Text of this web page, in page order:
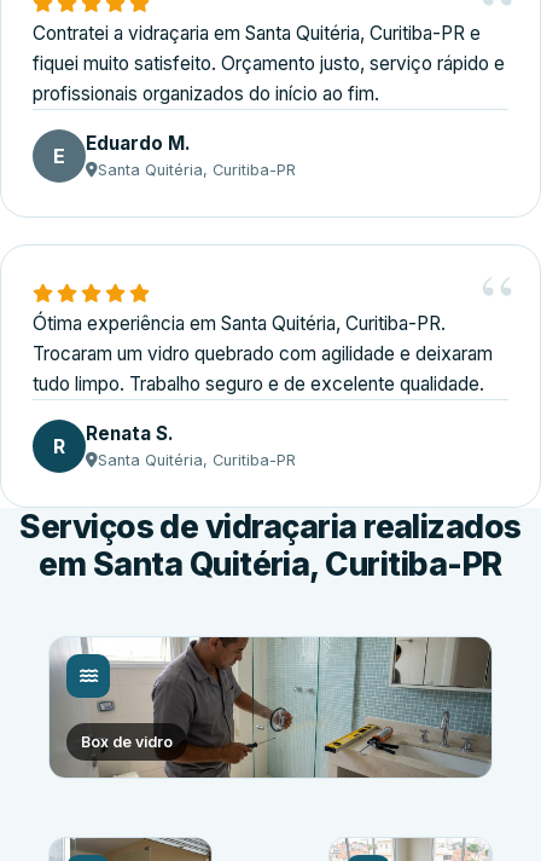
Contratei a vidraçaria em Santa Quitéria, Curitiba-PR e
fiquei muito satisfeito. Orçamento justo, serviço rápido e
profissionais organizados do início ao fim.
E Eduardo M.
Santa Quitéria, Curitiba-PR
Ótima experiência em Santa Quitéria, Curitiba-PR.
Trocaram um vidro quebrado com agilidade e deixaram
tudo limpo. Trabalho seguro e de excelente qualidade.
R Renata S.
Santa Quitéria, Curitiba-PR
Serviços de vidraçaria realizados
em Santa Quitéria, Curitiba-PR
Box de vidro